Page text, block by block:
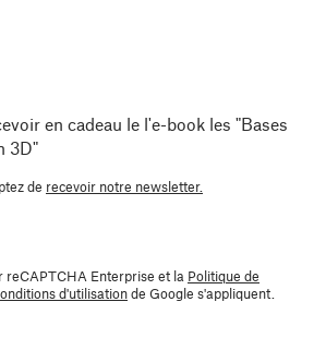
en cadeau le l'e-book les "Bases
3D"
de recevoir notre newsletter.
reCAPTCHA Enterprise et la Politique de
d'utilisationde Google s'appliquent.